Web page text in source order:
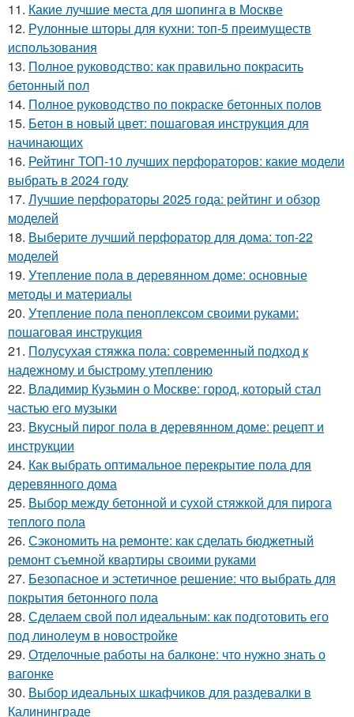
11. Какие лучшие места для шопинга в Москве
12. Рулонные шторы для кухни: топ-5 преимуществ
использования
13. Полное руководство: как правильно покрасить
бетонный пол
14. Полное руководство по покраске бетонных полов
15. Бетон в новый цвет: пошаговая инструкция для
начинающих
16. Рейтинг ТОП-10 лучших перфораторов: какие модели
выбрать в 2024 году
17. Лучшие перфораторы 2025 года: рейтинг и обзор
моделей
18. Выберите лучший перфоратор для дома: топ-22
моделей
19. Утепление пола в деревянном доме: основные
методы и материалы
20. Утепление пола пеноплексом своими руками:
пошаговая инструкция
21. Полусухая стяжка пола: современный подход к
надежному и быстрому утеплению
22. Владимир Кузьмин о Москве: город, который стал
частью его музыки
23. Вкусный пирог пола в деревянном доме: рецепт и
инструкции
24. Как выбрать оптимальное перекрытие пола для
деревянного дома
25. Выбор между бетонной и сухой стяжкой для пирога
теплого пола
26. Сэкономить на ремонте: как сделать бюджетный
ремонт съемной квартиры своими руками
27. Безопасное и эстетичное решение: что выбрать для
покрытия бетонного пола
28. Сделаем свой пол идеальным: как подготовить его
под линолеум в новостройке
29. Отделочные работы на балконе: что нужно знать о
вагонке
30. Выбор идеальных шкафчиков для раздевалки в
Калининграде